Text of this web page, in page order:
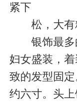
紧下
松，大有
银饰最
妇女盛装，
致的发型固
约六寸。头上